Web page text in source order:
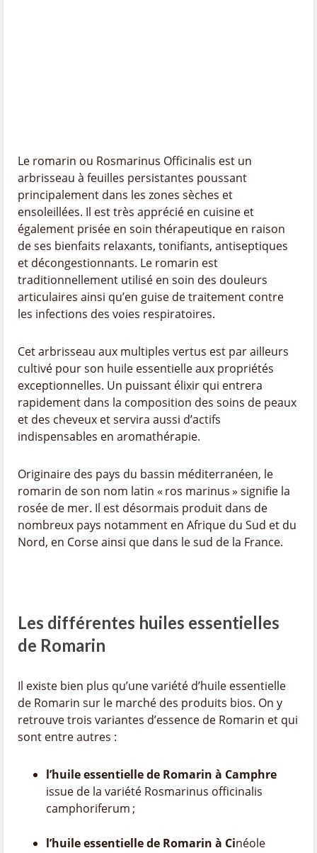
Le romarin ou Rosmarinus Officinalis est un
arbrisseau à feuilles persistantes poussant
principalement dans les zones sèches et
ensoleillées. Il est très apprécié en cuisine et
également prisée en soin thérapeutique en raison
de ses bienfaits relaxants, tonifiants, antiseptiques
et décongestionnants. Le romarin est
traditionnellement utilisé en soin des douleurs
articulaires ainsi qu’en guise de traitement contre
les infections des voies respiratoires.
Cet arbrisseau aux multiples vertus est par ailleurs
cultivé pour son huile essentielle aux propriétés
exceptionnelles. Un puissant élixir qui entrera
rapidement dans la composition des soins de peaux
et des cheveux et servira aussi d’actifs
indispensables en aromathérapie.
Originaire des pays du bassin méditerranéen, le
romarin de son nom latin « ros marinus » signifie la
rosée de mer. Il est désormais produit dans de
nombreux pays notamment en Afrique du Sud et du
Nord, en Corse ainsi que dans le sud de la France.
Les différentes huiles essentielles
de Romarin
Il existe bien plus qu’une variété d’huile essentielle
de Romarin sur le marché des produits bios. On y
retrouve trois variantes d’essence de Romarin et qui
sont entre autres :
l’huile essentielle de Romarin à Camphre
issue de la variété Rosmarinus officinalis
camphoriferum ;
l’huile essentielle de Romarin à Cinéole